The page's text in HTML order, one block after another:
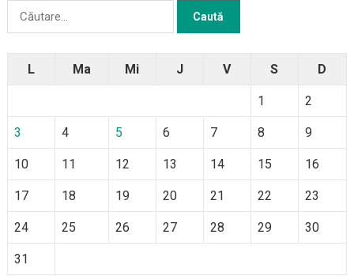
Caută
L Ma Mi J V S D
1 2
3 4 5 6 7 8 9
10 11 12 13 14 15 16
17 18 19 20 21 22 23
24 25 26 27 28 29 30
31